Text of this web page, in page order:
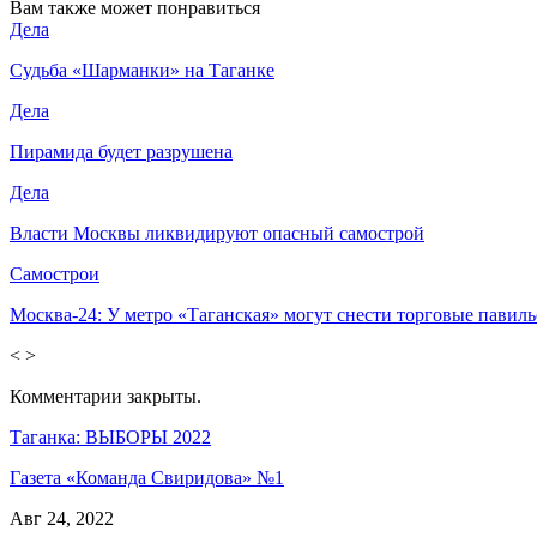
Вам также может понравиться
Дела
Судьба «Шарманки» на Таганке
Дела
Пирамида будет разрушена
Дела
Власти Москвы ликвидируют опасный самострой
Самострои
Москва-24: У метро «Таганская» могут снести торговые
< >
Комментарии закрыты.
Таганка: ВЫБОРЫ 2022
Газета «Команда Свиридова» №1
Авг 24, 2022